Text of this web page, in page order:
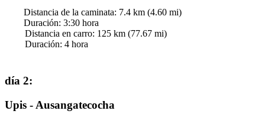
Distancia de la caminata: 7.4 km (4.60 mi)
Duración: 3:30 hora
Distancia en carro: 125 km (77.67 mi)
Duración: 4 hora
día 2:
Upis - Ausangatecocha